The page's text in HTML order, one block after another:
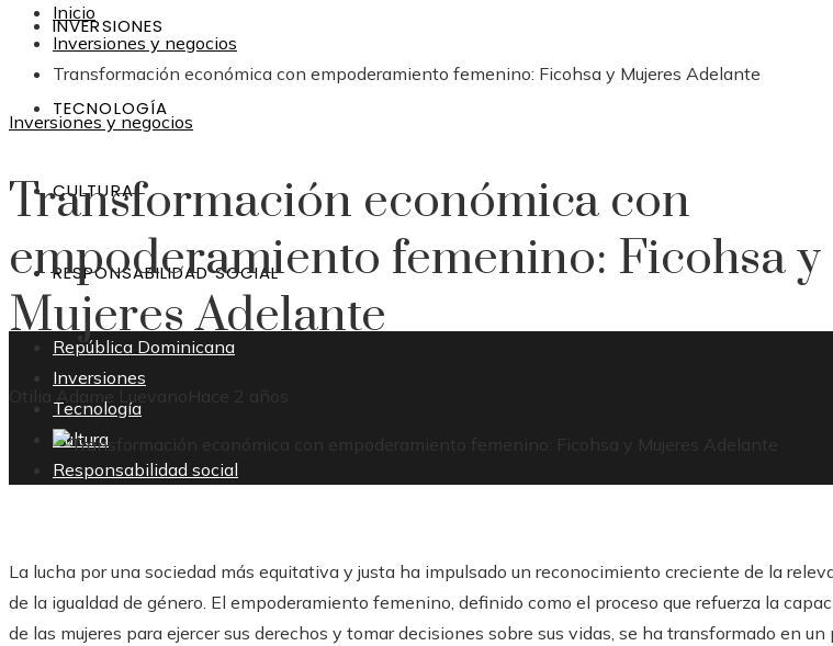
INVERSIONES
TECNOLOGÍA
CULTURA
RESPONSABILIDAD SOCIAL
República Dominicana
Inversiones
Tecnología
Cultura
Responsabilidad social
Inicio
Inversiones y negocios
Transformación económica con empoderamiento femenino: Ficohsa y Mujeres Adelante
Inversiones y negocios
Transformación económica con
empoderamiento femenino: Ficohsa y
Mujeres Adelante
Otilia Adame Luevano Hace 2 años
La lucha por una sociedad más equitativa y justa ha impulsado un reconocimiento creciente de la
de la igualdad de género. El empoderamiento femenino, definido como el proceso que refuerza la
de las mujeres para ejercer sus derechos y tomar decisiones sobre sus vidas, se ha transformado en un